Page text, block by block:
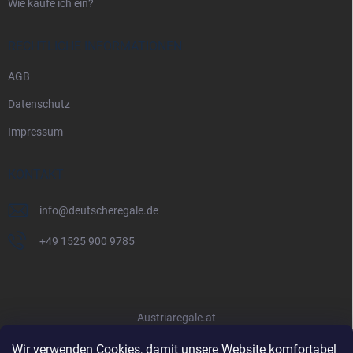
Wir verwenden Cookies, damit unsere Website komfortabel
Wie kaufe ich ein?
RECHTLICHE INFORMATIONEN
AGB
Datenschutz
Impressum
KONTAKT
info@deutscheregale.de
+49 1525 900 9785
Austriaregale.at